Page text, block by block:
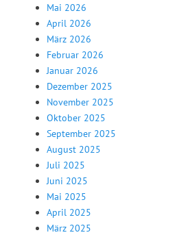
Mai 2026
April 2026
März 2026
Februar 2026
Januar 2026
Dezember 2025
November 2025
Oktober 2025
September 2025
August 2025
Juli 2025
Juni 2025
Mai 2025
April 2025
März 2025